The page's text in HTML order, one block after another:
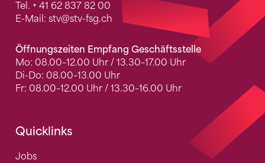
Tel. + 41 62 837 82 00
E-Mail: stv@stv-fsg.ch
Öffnungszeiten Empfang Geschäftsstelle
Mo: 08.00–12.00 Uhr / 13.30–17.00 Uhr
Di-Do: 08.00–13.00 Uhr
Fr: 08.00–12.00 Uhr / 13.30–16.00 Uhr
Quicklinks
Jobs